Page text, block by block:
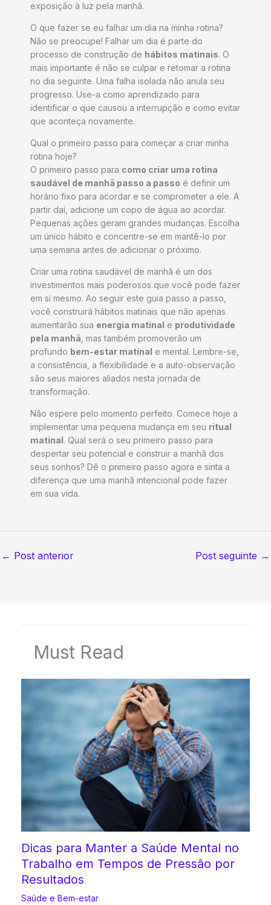
exposição à luz pela manhã.
O que fazer se eu falhar um dia na minha rotina?
Não se preocupe! Falhar um dia é parte do
processo de construção de hábitos matinais. O
mais importante é não se culpar e retomar a rotina
no dia seguinte. Uma falha isolada não anula seu
progresso. Use-a como aprendizado para
identificar o que causou a interrupção e como evitar
que aconteça novamente.
Qual o primeiro passo para começar a criar minha
rotina hoje?
O primeiro passo para como criar uma rotina
saudável de manhã passo a passo é definir um
horário fixo para acordar e se comprometer a ele. A
partir daí, adicione um copo de água ao acordar.
Pequenas ações geram grandes mudanças. Escolha
um único hábito e concentre-se em mantê-lo por
uma semana antes de adicionar o próximo.
Criar uma rotina saudável de manhã é um dos
investimentos mais poderosos que você pode fazer
em si mesmo. Ao seguir este guia passo a passo,
você construirá hábitos matinais que não apenas
aumentarão sua energia matinal e produtividade
pela manhã, mas também promoverão um
profundo bem-estar matinal e mental. Lembre-se,
a consistência, a flexibilidade e a auto-observação
são seus maiores aliados nesta jornada de
transformação.
Não espere pelo momento perfeito. Comece hoje a
implementar uma pequena mudança em seu ritual
matinal . Qual será o seu primeiro passo para
despertar seu potencial e construir a manhã dos
seus sonhos? Dê o primeiro passo agora e sinta a
diferença que uma manhã intencional pode fazer
em sua vida.
← Post anterior Post seguinte →
Must Read
Dicas para Manter a Saúde Mental no
Trabalho em Tempos de Pressão por
Resultados
Saúde e Bem-estar